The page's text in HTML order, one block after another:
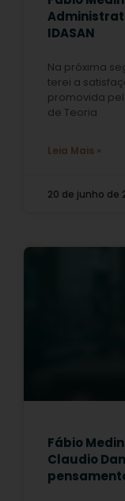
IDASAN
Na próxima
terei a
promovida
de Teoria
Leia Mais »
20 de junho de
Fábio
Claudio